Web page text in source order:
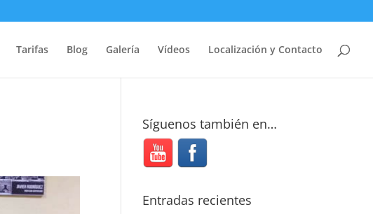
Tarifas Blog Galería Vídeos Localización y Contacto
Síguenos también en…
Entradas recientes